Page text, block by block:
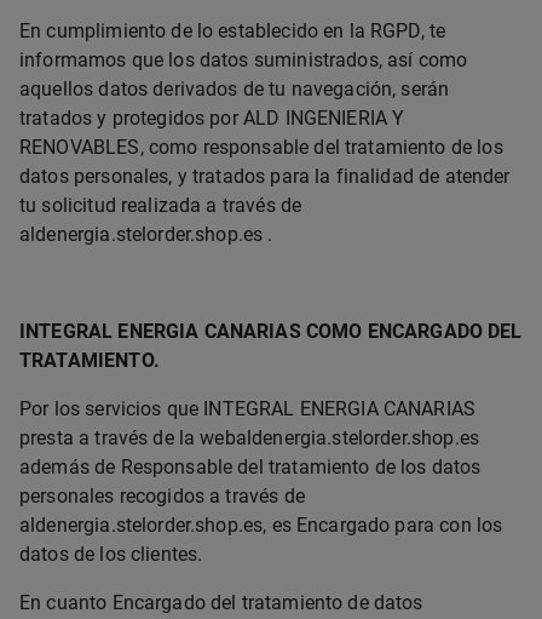
En cumplimiento de lo establecido en la RGPD, te
informamos que los datos suministrados, así como
aquellos datos derivados de tu navegación, serán
tratados y protegidos por ALD INGENIERIA Y
RENOVABLES, como responsable del tratamiento de los
datos personales, y tratados para la finalidad de atender
tu solicitud realizada a través de
aldenergia.stelorder.shop.es .
INTEGRAL ENERGIA CANARIAS COMO ENCARGADO DEL
TRATAMIENTO.
Por los servicios que INTEGRAL ENERGIA CANARIAS
presta a través de la webaldenergia.stelorder.shop.es
además de Responsable del tratamiento de los datos
personales recogidos a través de
aldenergia.stelorder.shop.es, es Encargado para con los
datos de los clientes.
En cuanto Encargado del tratamiento de datos